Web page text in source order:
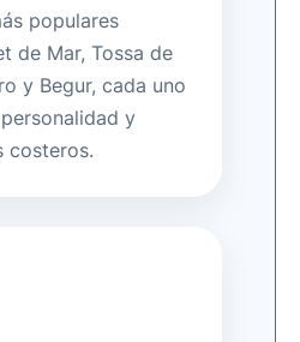
populares
de Mar, Tossa de
y Begur, cada uno
y
costeros.